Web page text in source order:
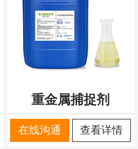
重金属捕捉剂
在线沟通 查看详情